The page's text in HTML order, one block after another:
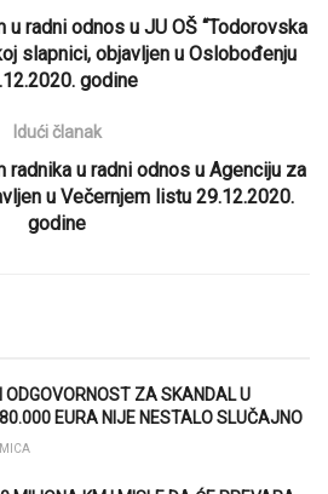
radni odnos u JU OŠ “Todorovska
slapnici, objavljen u Oslobođenju
godine
Idući članak
radnika u radni odnos u Agenciju za
u Večernjem listu 29.12.2020.
godine
ODGOVORNOST ZA SKANDAL U
EURA NIJE NESTALO SLUČAJNO